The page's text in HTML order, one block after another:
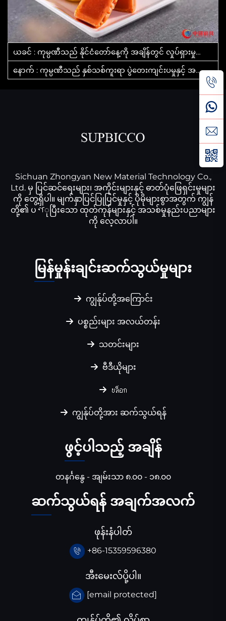
ယခင် : ကုမ္ပဏီသည် နိုင်ငံတော်နေ့ကို အချိန်တွင် လှုပ်ရှားမှုများဖြင့် ပွဲတေးကျင်းပသည်
နောက် : ကုမ္ပဏီသည် နှစ်သစ်ကူးရာ ပွဲတေးကျင်းပမှုနှင့် အကောင်းဆုံး ဝန်ထမ်းများအား အရှိန်ပြုသည့် ကွန်เฟရင်းကို ကျင်းပသည်
Sichuan Zhongyan New Material Technology Co.,
Ltd. မှ ပြင်ဆင်ရေးများ၊ အကိုင်းများနှင့် ဓာတ်ပုံဖြေရှင်းမှုများ
ကို တွေ့ရှိပါ။ မျက်နှာပြင်ပြုပြင်မှုနှင့် ပိုမိုများစွာအတွက် ကျွန်
တို့၏ ပণုပြီးသော ထုတ်ကုန်များနှင့် အသစ်မှုနည်းပညာများ
ကို လေ့လာပါ။
မြန်မှုန်းချင်းဆက်သွယ်မှုများ
ကျွန်ုပ်တို့အကြောင်း
ပစ္စည်းများ အလယ်တန်း
သတင်းများ
ဗီဒီယိုများ
บล็อก
ကျွန်ုပ်တို့အား ဆက်သွယ်ရန်
ဖွင့်ပါသည့် အချိန်
တနင်္ဂနွေ - အျမ်းသာ ၈.၀၀ - ၁၈.၀၀
ဆက်သွယ်ရန် အချက်အလက်
ဖုန်းနံပါတ်
+86-15359596380
အီးမေးလ်ပို့ပါ။
[email protected]